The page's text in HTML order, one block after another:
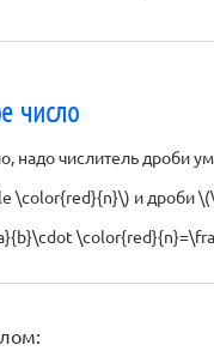
число
надо числитель дроби
\color{red}{n}\) и дроби